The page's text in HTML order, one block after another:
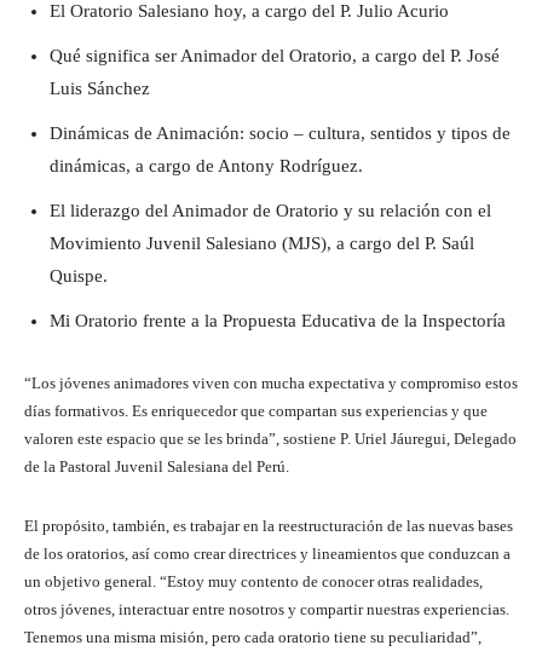
El Oratorio Salesiano hoy, a cargo del P. Julio Acurio
Qué significa ser Animador del Oratorio, a cargo del P. José
Luis Sánchez
Dinámicas de Animación: socio – cultura, sentidos y tipos de
dinámicas, a cargo de Antony Rodríguez.
El liderazgo del Animador de Oratorio y su relación con el
Movimiento Juvenil Salesiano (MJS), a cargo del P. Saúl
Quispe.
Mi Oratorio frente a la Propuesta Educativa de la Inspectoría
“Los jóvenes animadores viven con mucha expectativa y compromiso estos
días formativos. Es enriquecedor que compartan sus experiencias y que
valoren este espacio que se les brinda”, sostiene P. Uriel Jáuregui, Delegado
de la Pastoral Juvenil Salesiana del Perú.
El propósito, también, es trabajar en la reestructuración de las nuevas bases
de los oratorios, así como crear directrices y lineamientos que conduzcan a
un objetivo general. “Estoy muy contento de conocer otras realidades,
otros jóvenes, interactuar entre nosotros y compartir nuestras experiencias.
Tenemos una misma misión, pero cada oratorio tiene su peculiaridad”,